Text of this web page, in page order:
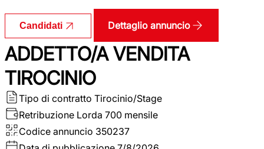
Candidati Dettaglio annuncio
ADDETTO/A VENDITA
TIROCINIO
Tipo di contratto Tirocinio/Stage
Retribuzione Lorda 700 mensile
Codice annuncio 350237